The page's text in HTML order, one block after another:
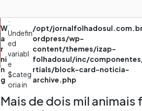
W
a
r
ni
n
g
:
Undefin
ed
variabl
e
$categ
oria in
/opt/
ordpress/wp-
content/themes/izap-
folhadosul/inc/
rtials/block-card-noticia-
archive.php
Mais de dois mil animais